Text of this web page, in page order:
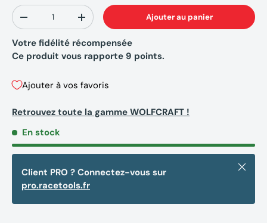
Qté
-
+ Ajouter au panier
Votre fidélité récompensée
Ce produit vous rapporte 9 points.
Ajouter à vos favoris
Retrouvez toute la gamme WOLFCRAFT !
En stock
Client PRO ? Connectez-vous sur
pro.racetools.fr
Fermer